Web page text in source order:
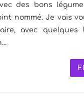
des bons
nommé. Je vais
avec quelques